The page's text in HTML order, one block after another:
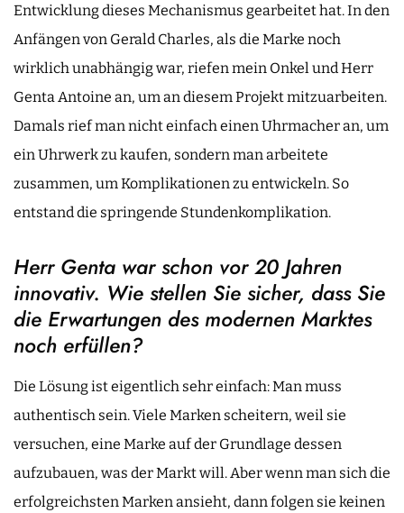
Entwicklung dieses Mechanismus gearbeitet hat. In den
Anfängen von Gerald Charles, als die Marke noch
wirklich unabhängig war, riefen mein Onkel und Herr
Genta Antoine an, um an diesem Projekt mitzuarbeiten.
Damals rief man nicht einfach einen Uhrmacher an, um
ein Uhrwerk zu kaufen, sondern man arbeitete
zusammen, um Komplikationen zu entwickeln. So
entstand die springende Stundenkomplikation.
Herr Genta war schon vor 20 Jahren
innovativ. Wie stellen Sie sicher, dass Sie
die Erwartungen des modernen Marktes
noch erfüllen?
Die Lösung ist eigentlich sehr einfach: Man muss
authentisch sein. Viele Marken scheitern, weil sie
versuchen, eine Marke auf der Grundlage dessen
aufzubauen, was der Markt will. Aber wenn man sich die
erfolgreichsten Marken ansieht, dann folgen sie keinen